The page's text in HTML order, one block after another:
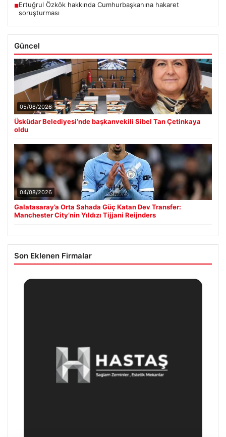
■Ertuğrul Özkök hakkında Cumhurbaşkanına hakaret
soruşturması
Güncel
05/08/2026
Üsküdar Belediyesi’nde başkanvekili Sibel Tan Çetinkaya
oldu
04/08/2026
Galatasaray’a Orta Sahada Güç Katan Dev Transfer:
Manchester City’nin Yıldızı Tijjani Reijnders
Son Eklenen Firmalar